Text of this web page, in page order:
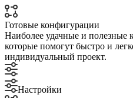
Готовые конфигурации
Наиболее удачные и полезные
которые помогут быстро и
индивидуальный проект.
Настройки